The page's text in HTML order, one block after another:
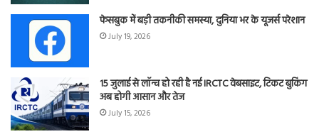
फेसबुक में बड़ी तकनीकी समस्या, दुनिया भर के यूजर्स परेशान
July 19, 2026
15 जुलाई से लॉन्च हो रही है नई IRCTC वेबसाइट, टिकट बुकिंग
अब होगी आसान और तेज
July 15, 2026